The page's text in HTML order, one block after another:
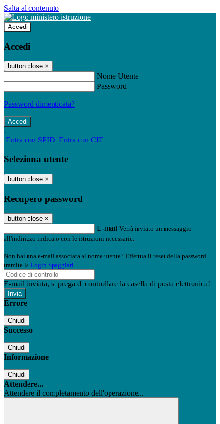
Salta al contenuto
Accedi
Accedi
button close ×
Nome Utente
Password
Password dimenticata?
-
Entra con SPID Entra con CIE
Seleziona utente
button close ×
Recupero password
button close ×
E-mail Verrà inviato un messaggio
all'indirizzo indicato con le istruzioni necessarie.
Non hai una e-mail associata al nome utente? Effettua il reset della password
tramite la Login Spaggiari
E-mail inviata, si prega di controllare la casella di posta elettronica!
Errore
Chiudi
Successo
Chiudi
Informazione
Chiudi
Attendere...
Attendere il completamento dell'operazione...